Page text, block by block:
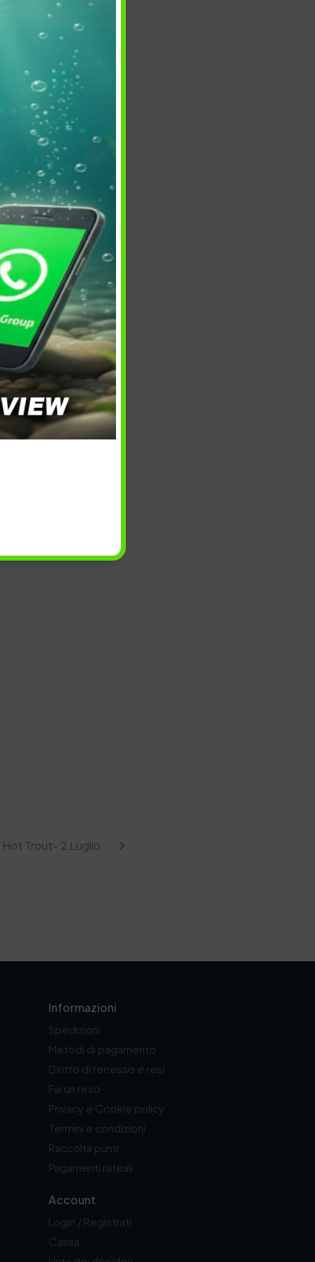
Hot Trout- 2 Luglio
Informazioni
Spedizioni
Metodi di pagamento
Diritto di recesso e resi
Fai un reso
Privacy e Cookie policy
Termini e condizioni
Raccolta punti
Pagamenti rateali
Account
Login / Registrati
Cassa